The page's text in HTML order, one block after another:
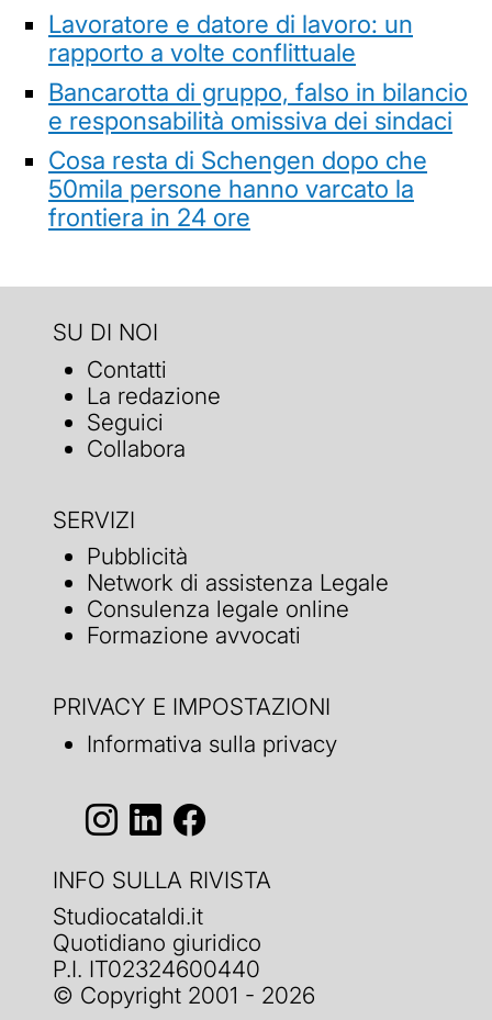
Lavoratore e datore di lavoro: un
rapporto a volte conflittuale
Bancarotta di gruppo, falso in bilancio
e responsabilità omissiva dei sindaci
Cosa resta di Schengen dopo che
50mila persone hanno varcato la
frontiera in 24 ore
SU DI NOI
Contatti
La redazione
Seguici
Collabora
SERVIZI
Pubblicità
Network di assistenza Legale
Consulenza legale online
Formazione avvocati
PRIVACY E IMPOSTAZIONI
Informativa sulla privacy
INFO SULLA RIVISTA
Studiocataldi.it
Quotidiano giuridico
P.I. IT02324600440
© Copyright 2001 - 2026